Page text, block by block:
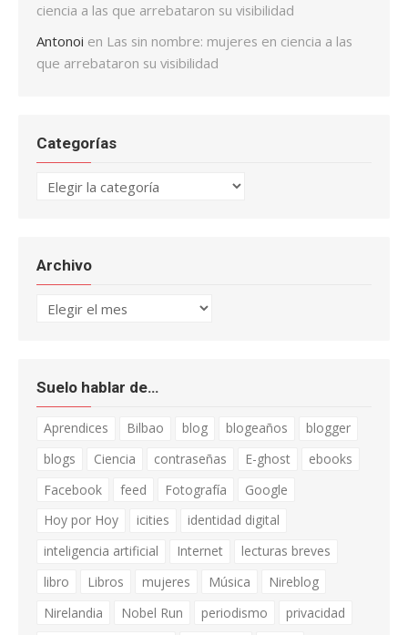
ciencia a las que arrebataron su visibilidad
Antonoi en Las sin nombre: mujeres en ciencia a las
que arrebataron su visibilidad
Categorías
Categorías
Archivo
Archivo
Suelo hablar de…
Aprendices Bilbao blog blogeaños
blogger
blogs
Ciencia contraseñas E-ghost
ebooks
Facebook
feed Fotografía
Google
Hoy por Hoy
icities
identidad digital
inteligencia artificial
Internet
lecturas breves
libro
Libros mujeres Música
Nireblog
Nirelandia
Nobel Run periodismo
privacidad